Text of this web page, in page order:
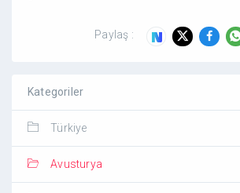
Paylaş :
Kategoriler
Türkiye
Avusturya